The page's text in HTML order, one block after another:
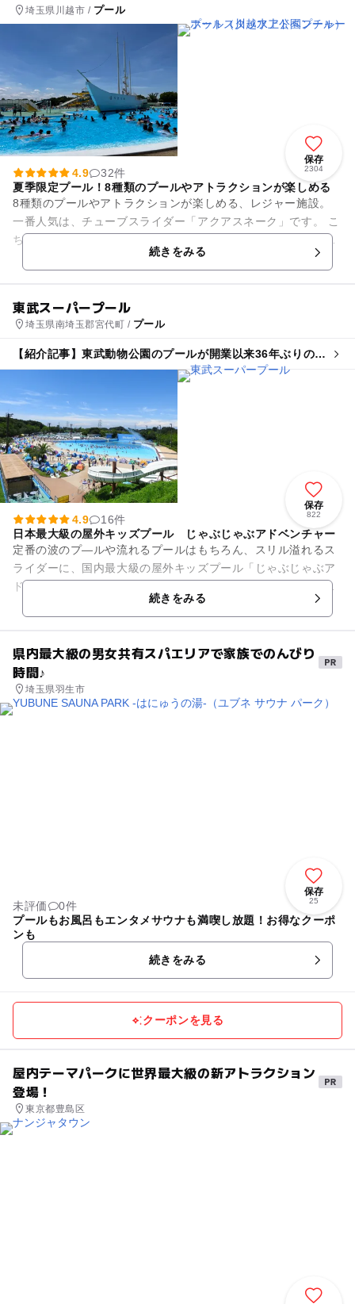
埼玉県川越市 / プール
保存
2304
4.9
32件
夏季限定プール！8種類のプールやアトラクションが楽しめる
8種類のプールやアトラクションが楽しめる、レジャー施設。
一番人気は、チューブスライダー「アクアスネーク」です。 こ
ちらは148ｍもある長いチューブスライダーです。 その高低差
続きをみる
東武スーパープール
埼玉県南埼玉郡宮代町 / プール
【紹介記事】東武動物公園のプールが開業以来36年ぶりの大
改修 ウォーターチャレンジとのコラボも
保存
822
4.9
16件
日本最大級の屋外キッズプール じゃぶじゃぶアドベンチャー
定番の波のプ―ルや流れるプールはもちろん、スリル溢れるス
ライダーに、国内最大級の屋外キッズプール「じゃぶじゃぶア
ドベンチャー」が揃い、大人から子どもまで楽しめる水の楽園
続きをみる
県内最大級の男女共有スパエリアで家族でのんびり
時間♪
埼玉県羽生市
保存
25
未評価
0件
プールもお風呂もエンタメサウナも満喫し放題！お得なクーポ
ンも
続きをみる
クーポンを見る
屋内テーマパークに世界最大級の新アトラクション
登場！
東京都豊島区